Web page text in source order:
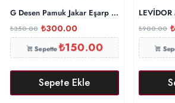
G Desen Pamuk Jakar Eşarp 10442 – Japon
₺350.00 ₺300.00
Sepette₺150.00
Sepete Ekle
₺900.00 ₺